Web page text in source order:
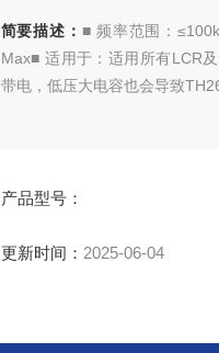
简要描述： ■ 频率范围：
Max■ 适用于：适用所有LCR
带电，低压大电容也会导致
产品型号：
更新时间： 2025-06-04